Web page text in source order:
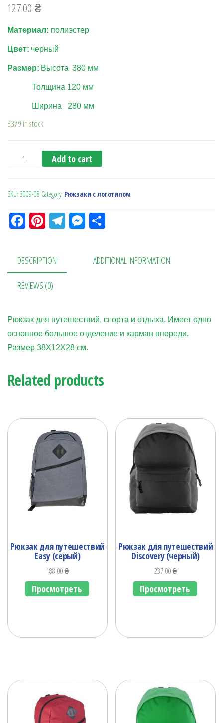
127.00 ₴
Материал: полиэстер
Цвет: черный
Размер: Высота 380 мм
Толщина 120 мм
Ширина 280 мм
3379 in stock
Рюкзак Compact (черный) quantity
Add to cart
SKU: 3009-08 Category: Рюкзаки с логотипом
Fa
bo
ok
Pi
er
es
t
Te
a
M
se
n
ра
в
DESCRIPTION ADDITIONAL INFORMATION
REVIEWS (0)
Рюкзак для путешествий, спорта и отдыха. Имеет одно
основное большое отделение и карман впереди.
Размер 38Х12Х28 см.
Related products
Рюкзак для путешествий
Easy (серый)
188.00₴
Просмотреть
Рюкзак для путешествий
Discovery (черный)
237.00₴
Просмотреть